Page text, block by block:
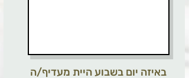
באיזה יום בשבוע היית מעדיף/ה